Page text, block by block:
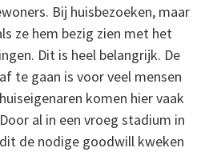
Bij huisbezoeken, maar
ze hem bezig zien met het
Dit is heel belangrijk. De
te gaan is voor veel mensen
komen hier vaak
al in een vroeg stadium in
de nodige goodwill kweken